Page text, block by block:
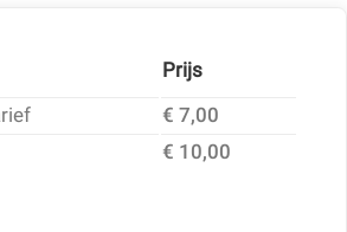
Prijs
€ 7,00
€ 10,00